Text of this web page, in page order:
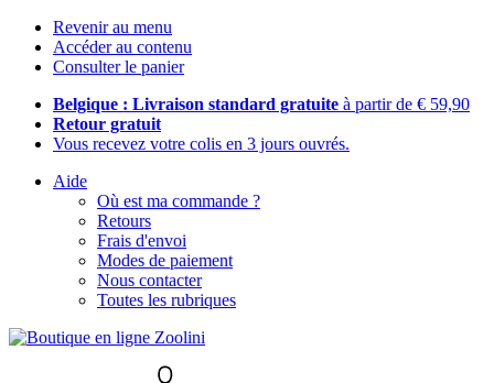
Revenir au menu
Accéder au contenu
Consulter le panier
Belgique : Livraison standard gratuite à partir de € 59,90
Retour gratuit
Vous recevez votre colis en 3 jours ouvrés.
Aide
Où est ma commande ?
Retours
Frais d'envoi
Modes de paiement
Nous contacter
Toutes les rubriques